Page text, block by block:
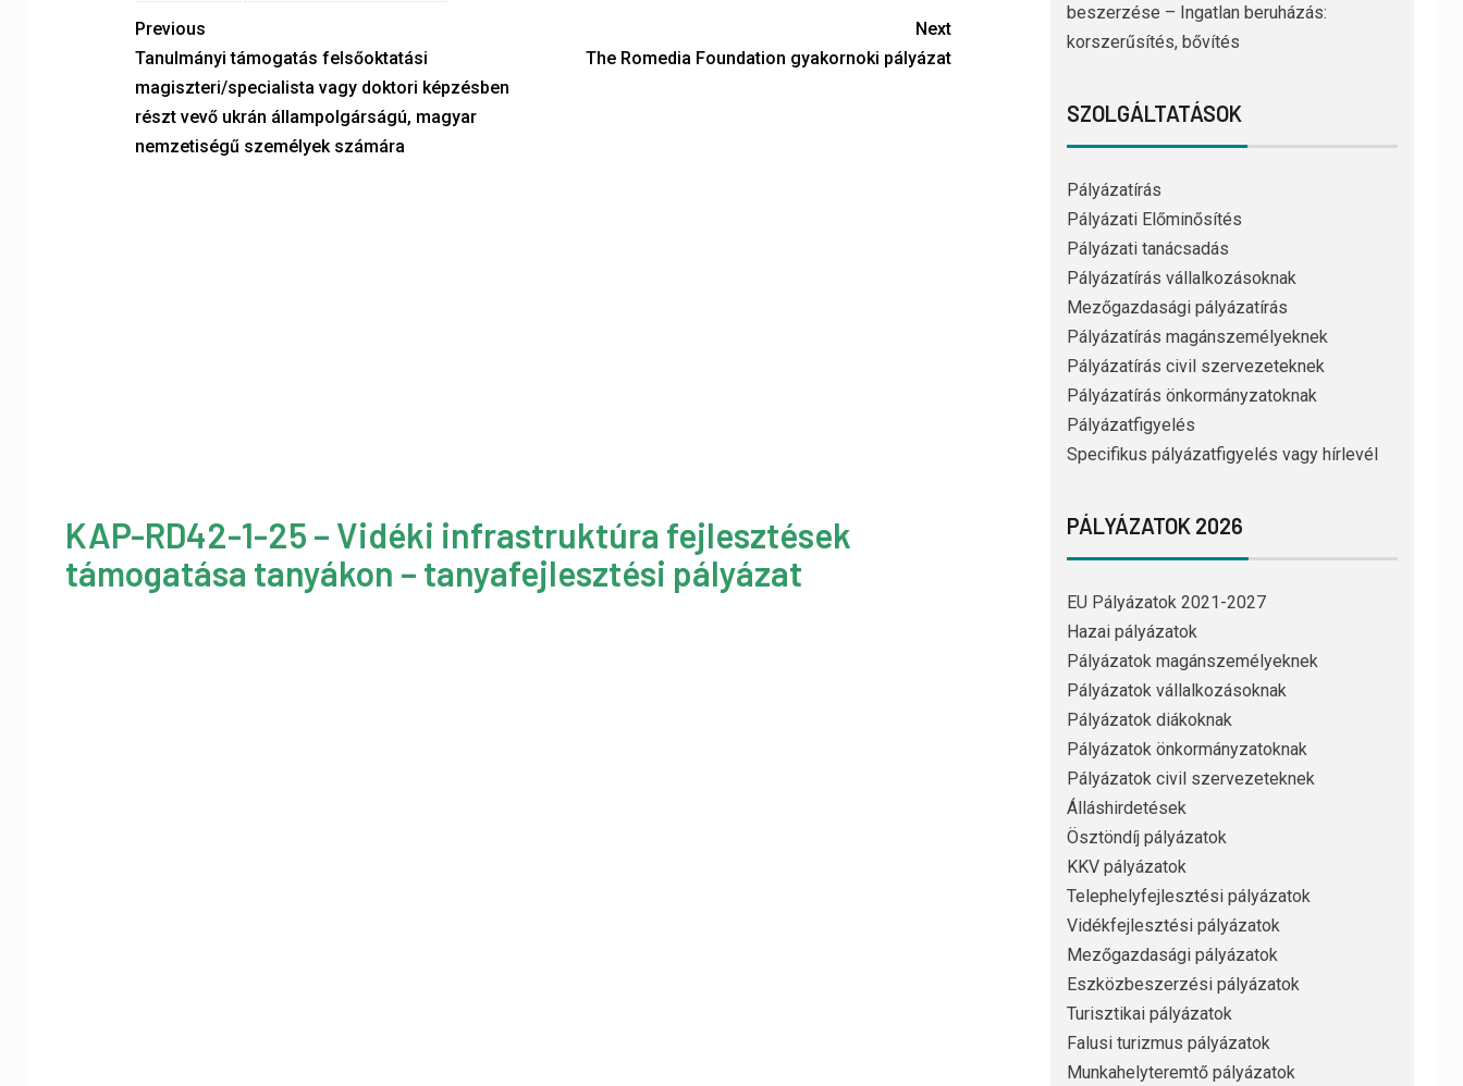
Previous
Tanulmányi támogatás felsőoktatási
magiszteri/specialista vagy doktori képzésben
részt vevő ukrán állampolgárságú, magyar
nemzetiségű személyek számára
Next
The Romedia Foundation gyakornoki pályázat
KAP-RD42-1-25 – Vidéki infrastruktúra fejlesztések
támogatása tanyákon – tanyafejlesztési pályázat
beszerzése – Ingatlan beruházás:
korszerűsítés, bővítés
SZOLGÁLTATÁSOK
Pályázatírás
Pályázati Előminősítés
Pályázati tanácsadás
Pályázatírás vállalkozásoknak
Mezőgazdasági pályázatírás
Pályázatírás magánszemélyeknek
Pályázatírás civil szervezeteknek
Pályázatírás önkormányzatoknak
Pályázatfigyelés
Specifikus pályázatfigyelés vagy hírlevél
PÁLYÁZATOK 2026
EU Pályázatok 2021-2027
Hazai pályázatok
Pályázatok magánszemélyeknek
Pályázatok vállalkozásoknak
Pályázatok diákoknak
Pályázatok önkormányzatoknak
Pályázatok civil szervezeteknek
Álláshirdetések
Ösztöndíj pályázatok
KKV pályázatok
Telephelyfejlesztési pályázatok
Vidékfejlesztési pályázatok
Mezőgazdasági pályázatok
Eszközbeszerzési pályázatok
Turisztikai pályázatok
Falusi turizmus pályázatok
Munkahelyteremtő pályázatok